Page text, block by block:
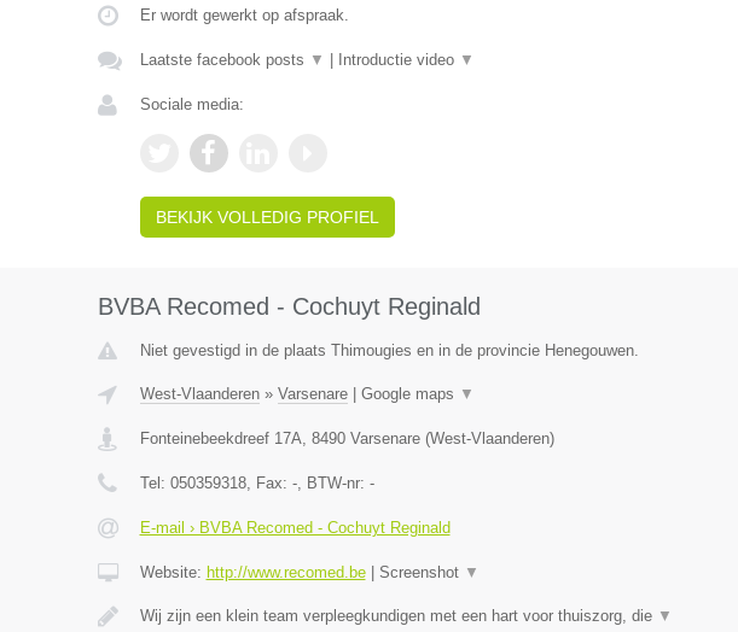
Er wordt gewerkt op afspraak.
Laatste facebook posts ▼ Introductie video ▼
Sociale media:
BEKIJK VOLLEDIG PROFIEL
BVBA Recomed - Cochuyt Reginald
Niet gevestigd in de plaats Thimougies en in de provincie Henegouwen.
West-Vlaanderen» Varsenare| Google maps ▼
Fonteinebeekdreef 17A, 8490 Varsenare(West-Vlaanderen)
Tel: 050359318, Fax: -, BTW-nr: -
E-mail › BVBA Recomed - Cochuyt Reginald
Website: http://www.recomed.be| Screenshot ▼
Wij zijn een klein team verpleegkundigen met een hart voor thuiszorg, die ▼